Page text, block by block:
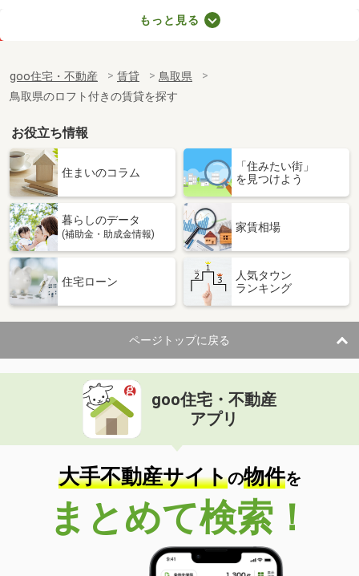
専有面積
23.18m²
間取り
1K
鳥取県米子市両三柳
価 格
4.40万円
鳥取県米子市両三柳
専有面積 23.18m²
間取り
鳥取県米子市淀江町佐陀
住 所
鳥取県米子市淀江町佐陀
専有面積 58.86m²
間取り
2LDK
鳥取県米子市両三柳
価 格
住 所
鳥取県米子市両三柳
専有面積 23.18m²
間取り
1K
鳥取県米子市米原３
価 格
3.30万円
鳥取県米子市米原３
23.18m²
もっと見る
goo住宅・不動産 賃貸
鳥取県
鳥取県のロフト付きの賃貸を探す
お役立ち情報
住まいのコラム
「住みたい街」
を見つけよう
暮らしのデータ
(補助金・助成金情報)
家賃相場
住宅ローン
人気タウン
ランキング
ページトップに戻る
goo住宅・不動産
アプリ
大手不動産サイトの物件を
まとめて検索！